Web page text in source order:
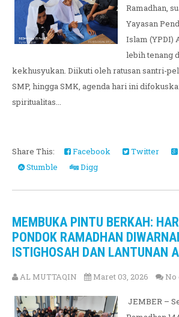
Ramadhan,
Yayasan
Islam (YPDI)
lebih tenang
kekhusyukan. Diikuti oleh ratusan santri-
SMP, hingga SMK, agenda hari ini
spiritualitas...
Share This: Facebook Twitter
Stumble
Digg
MEMBUKA PINTU BERKAH:
PONDOK RAMADHAN
ISTIGHOSAH DAN LANTUNAN
AL MUTTAQIN Maret 03, 2026 No
JEMBER –